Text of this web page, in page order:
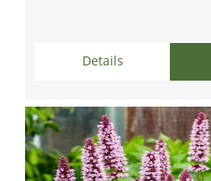
Details